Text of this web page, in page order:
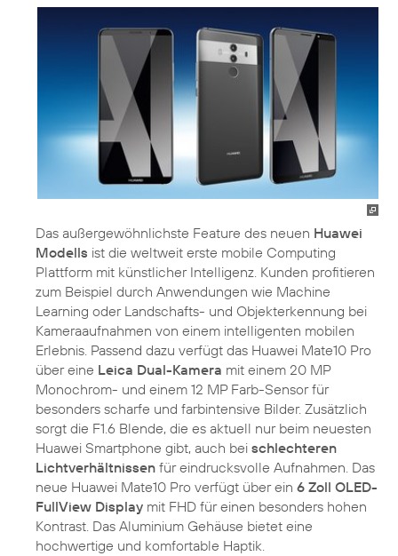
Das außergewöhnlichste Feature des neuen Huawei
Modells ist die weltweit erste mobile Computing
Plattform mit künstlicher Intelligenz. Kunden profitieren
zum Beispiel durch Anwendungen wie Machine
Learning oder Landschafts- und Objekterkennung bei
Kameraaufnahmen von einem intelligenten mobilen
Erlebnis. Passend dazu verfügt das Huawei Mate10 Pro
über eine Leica Dual-Kamera mit einem 20 MP
Monochrom- und einem 12 MP Farb-Sensor für
besonders scharfe und farbintensive Bilder. Zusätzlich
sorgt die F1.6 Blende, die es aktuell nur beim neuesten
Huawei Smartphone gibt, auch bei schlechteren
Lichtverhältnissen für eindrucksvolle Aufnahmen. Das
neue Huawei Mate10 Pro verfügt über ein 6 Zoll OLED-
FullView Display mit FHD für einen besonders hohen
Kontrast. Das Aluminium Gehäuse bietet eine
hochwertige und komfortable Haptik.